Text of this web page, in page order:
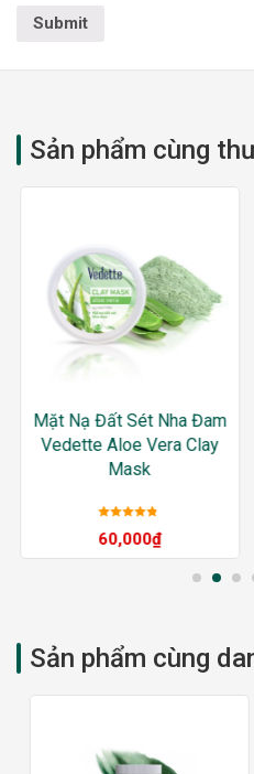
Sản phẩm cùng
Mặt Nạ Đất Sét Nha Đam
Vedette Aloe Vera Clay
Mask
hạng5sao
60,000₫
Sản phẩm cùng